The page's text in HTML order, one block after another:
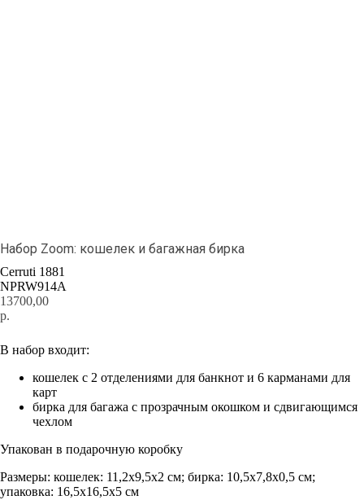
Набор Zoom: кошелек и багажная бирка
Cerruti 1881
NPRW914A
13700,00
р.
В набор входит:
кошелек с 2 отделениями для банкнот и 6 карманами для
карт
бирка для багажа с прозрачным окошком и сдвигающимся
чехлом
Упакован в подарочную коробку
Размеры: кошелек: 11,2x9,5x2 см; бирка: 10,5x7,8x0,5 см;
упаковка: 16,5x16,5x5 см